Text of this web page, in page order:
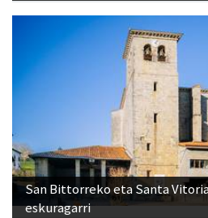
San Bittorreko eta Santa
eskuragarri